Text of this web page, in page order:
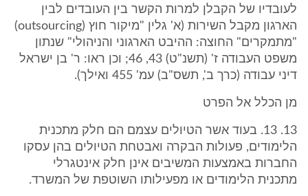
לעובדיו של הקבלן למרות הקשר בין העובדים לבין
הארגון מקבל השירות (א' גלין "מיקור חוץ (outsourcing)
"מתמקרים" החוצה: ההיבט הארגוני והניהולי" שנתון
משפט העבודה ז' (תשנ"ט) 43, 46; וכן ראו: ר' בן ישראל
דיני עבודה (כרך ב', תשס"ב) עמ' 455 ואילך).
מן הכלל אל הפרט
13. 13. בעוד אשר הטיולים עצמם הם חלק מתכנית
הלימודים, פעולות הבקרה ואבטחת הטיולים בהן עסקו
החברות באמצעות המשיבים אינן חלק אינטגרלי
מתכנית הלימודים או מפעילותו השוטפת של המשרד.